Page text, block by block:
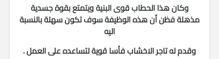
وكان هذا الحطاب قوى البنية ويتمتع بقوة جسدية
مذهلة فظن أن هذه الوظيفة سوف تكون سهلة بالنسبة
اليه
وقدم له تاجر الاخشاب فأسا قوية لتساعده على العمل .